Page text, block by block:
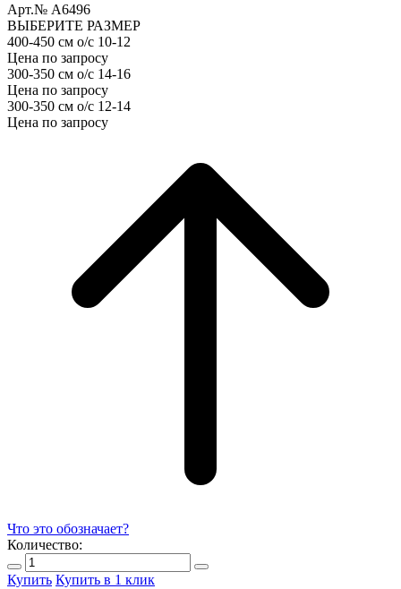
Арт.№ A6496
ВЫБЕРИТЕ РАЗМЕР
400-450 см о/с 10-12
Цена по запросу
300-350 см о/с 14-16
Цена по запросу
300-350 см о/с 12-14
Цена по запросу
Что это обозначает?
Количество:
Купить Купить в 1 клик